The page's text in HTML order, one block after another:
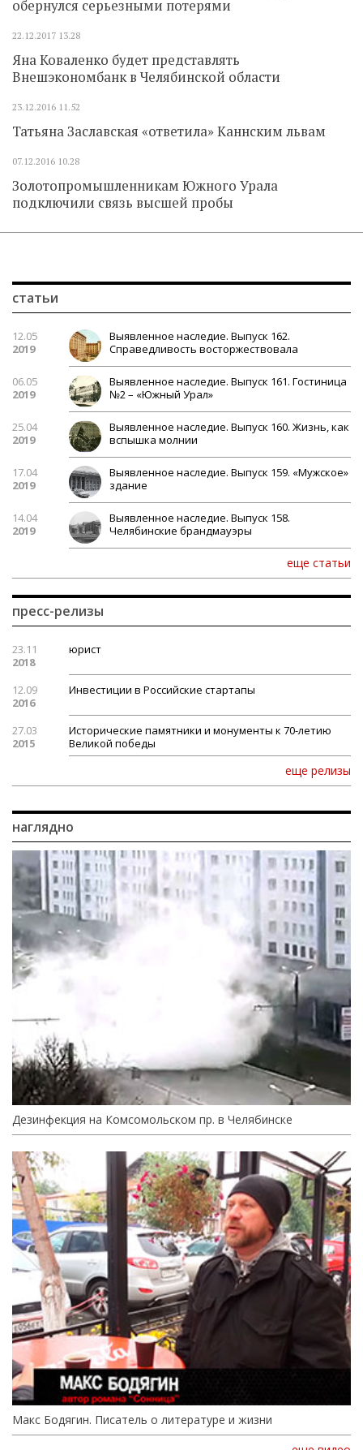
обернулся серьезными потерями
22.12.2017 13.28
Яна Коваленко будет представлять
Внешэкономбанк в Челябинской области
23.12.2016 11.52
Татьяна Заславская «ответила» Каннским львам
07.12.2016 10.28
Золотопромышленникам Южного Урала
подключили связь высшей пробы
статьи
12.05
2019
Выявленное наследие. Выпуск 162.
Справедливость восторжествовала
06.05
2019
Выявленное наследие. Выпуск 161. Гостиница
№2 – «Южный Урал»
25.04
2019
Выявленное наследие. Выпуск 160. Жизнь, как
вспышка молнии
17.04
2019
Выявленное наследие. Выпуск 159. «Мужское»
здание
14.04
2019
Выявленное наследие. Выпуск 158.
Челябинские брандмауэры
еще статьи
пресс-релизы
23.11
2018
юрист
12.09
2016
Инвестиции в Российские стартапы
27.03
2015
Исторические памятники и монументы к 70-летию
Великой победы
еще релизы
наглядно
Дезинфекция на Комсомольском пр. в Челябинске
Макс Бодягин. Писатель о литературе и жизни